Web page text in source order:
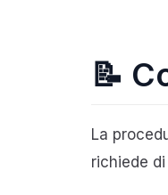
📝
La
richiede